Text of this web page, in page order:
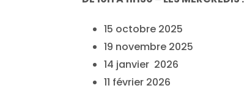
15 octobre 2025
19 novembre 2025
14 janvier 2026
11 février 2026